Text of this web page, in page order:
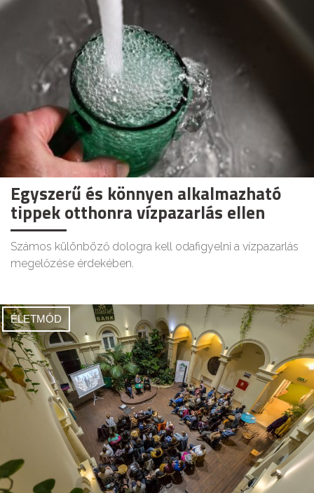
Egyszerű és könnyen alkalmazható
tippek otthonra vízpazarlás ellen
Számos különböző dologra kell odafigyelni a vízpazarlás
megelőzése érdekében.
ÉLETMÓD